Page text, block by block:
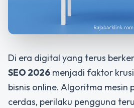
Di era digital yang terus
SEO 2026 menjadi faktor
bisnis online. Algoritma mesin
cerdas, perilaku pengguna